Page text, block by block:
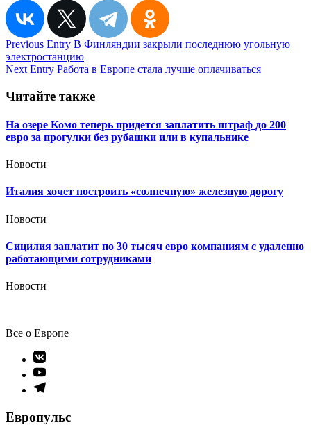
Навигация
по
Previous Entry В Финляндии закрыли последнюю угольную
электростанцию
Next Entry Работа в Европе стала лучше оплачиваться
Читайте также
На озере Комо теперь придется заплатить штраф до 200
евро за прогулки без рубашки или в купальнике
Новости
Италия хочет построить «солнечную» железную дорогу
Новости
Сицилия заплатит по 30 тысяч евро компаниям с удаленно
работающими сотрудниками
Новости
Все о Европе
Элемент
меню
Элемент
меню
Элемент
Европульс